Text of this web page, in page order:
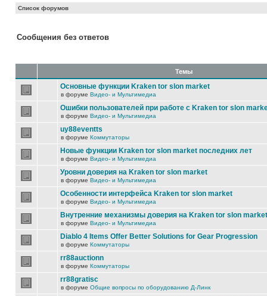
Список форумов
Сообщения без ответов
Темы
Основные функции Kraken tor slon market
в форуме Видео- и Мультимедиа
Ошибки пользователей при работе с Kraken tor slon
в форуме Видео- и Мультимедиа
uy88eventts
в форуме Коммутаторы
Новые функции Kraken tor slon market последних лет
в форуме Видео- и Мультимедиа
Уровни доверия на Kraken tor slon market
в форуме Видео- и Мультимедиа
Особенности интерфейса Kraken tor slon market
в форуме Видео- и Мультимедиа
Внутренние механизмы доверия на Kraken tor slon market
в форуме Видео- и Мультимедиа
Diablo 4 Items Offer Better Solutions for Gear Progression
в форуме Коммутаторы
rr88auctionn
в форуме Коммутаторы
rr88gratisc
в форуме Общие вопросы по оборудованию Д-Линк